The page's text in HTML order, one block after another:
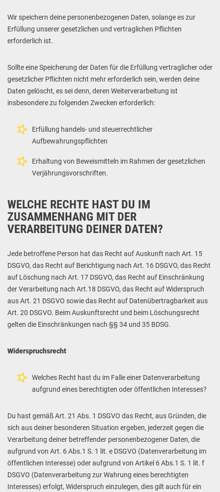
Wir speichern deine personenbezogenen Daten, solange es zur
Erfüllung unserer gesetzlichen und vertraglichen Pflichten
erforderlich ist.
Sollte eine Speicherung der Daten für die Erfüllung vertraglicher oder
gesetzlicher Pflichten nicht mehr erforderlich sein, werden deine
Daten gelöscht, es sei denn, deren Weiterverarbeitung ist
insbesondere zu folgenden Zwecken erforderlich:
Erfüllung handels- und steuerrechtlicher
Aufbewahrungspflichten
Erhaltung von Beweismitteln im Rahmen der gesetzlichen
Verjährungsvorschriften.
WELCHE RECHTE HAST DU IM
ZUSAMMENHANG MIT DER
VERARBEITUNG DEINER DATEN?
Jede betroffene Person hat das Recht auf Auskunft nach Art. 15
DSGVO, das Recht auf Berichtigung nach Art. 16 DSGVO, das Recht
auf Löschung nach Art. 17 DSGVO, das Recht auf Einschränkung
der Verarbeitung nach Art.18 DSGVO, das Recht auf Widerspruch
aus Art. 21 DSGVO sowie das Recht auf Datenübertragbarkeit aus
Art. 20 DSGVO. Beim Auskunftsrecht und beim Löschungsrecht
gelten die Einschränkungen nach §§ 34 und 35 BDSG.
Widerspruchsrecht
Welches Recht hast du im Falle einer Datenverarbeitung
aufgrund eines berechtigten oder öffentlichen Interesses?
Du hast gemäß Art. 21 Abs. 1 DSGVO das Recht, aus Gründen, die
sich aus deiner besonderen Situation ergeben, jederzeit gegen die
Verarbeitung deiner betreffender personenbezogener Daten, die
aufgrund von Art. 6 Abs.1 S. 1 lit. e DSGVO (Datenverarbeitung im
öffentlichen Interesse) oder aufgrund von Artikel 6 Abs.1 S. 1 lit. f
DSGVO (Datenverarbeitung zur Wahrung eines berechtigten
Interesses) erfolgt, Widerspruch einzulegen, dies gilt auch für ein